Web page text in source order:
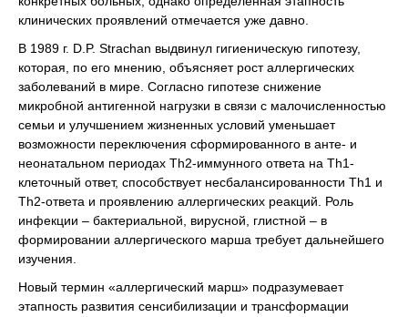
клинических проявлений отмечается уже давно.
В 1989 г. D.P. Strachan выдвинул гигиеническую гипотезу,
которая, по его мнению, объясняет рост аллергических
заболеваний в мире. Согласно гипотезе снижение
микробной антигенной нагрузки в связи с малочисленностью
семьи и улучшением жизненных условий уменьшает
возможности переключения сформированного в анте- и
неонатальном периодах Th2-иммунного ответа на Th1-
клеточный ответ, способствует несбалансированности Th1 и
Th2-ответа и проявлению аллергических реакций. Роль
инфекции – бактериальной, вирусной, глистной – в
формировании аллергического марша требует дальнейшего
изучения.
Новый термин «аллергический марш» подразумевает
этапность развития сенсибилизации и трансформации